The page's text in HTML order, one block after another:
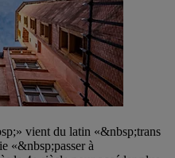
vient du latin «&nbsp;trans
«&nbsp;passer à